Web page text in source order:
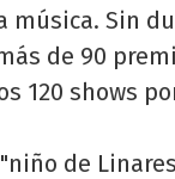
música. Sin
de 90
120 shows
de